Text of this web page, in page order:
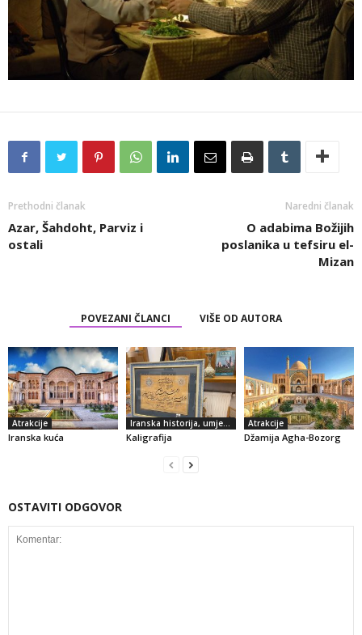
Prethodni članak
Azar, Šahdoht, Parviz i
ostali
Naredni članak
O adabima Božijih
poslanika u tefsiru el-
Mizan
POVEZANI ČLANCI VIŠE OD AUTORA
Atrakcije
Iranska kuća
Iranska historija, umjetnost i kultura
Kaligrafija
Atrakcije
Džamija Agha-Bozorg
OSTAVITI ODGOVOR